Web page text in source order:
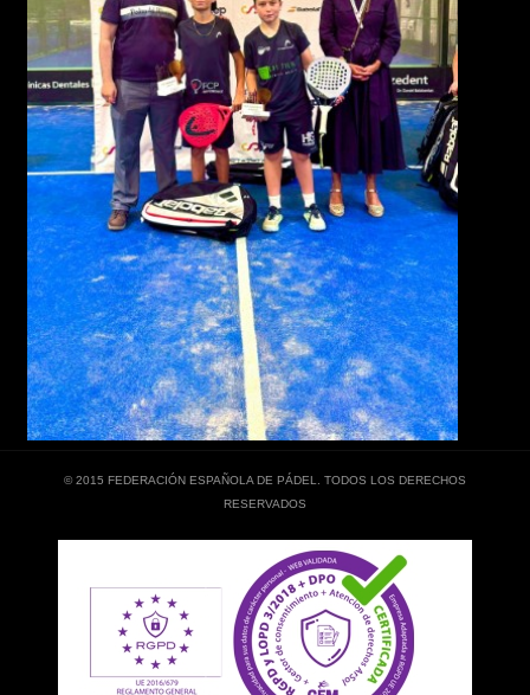
© 2015 FEDERACIÓN ESPAÑOLA DE PÁDEL. TODOS LOS DERECHOS
RESERVADOS